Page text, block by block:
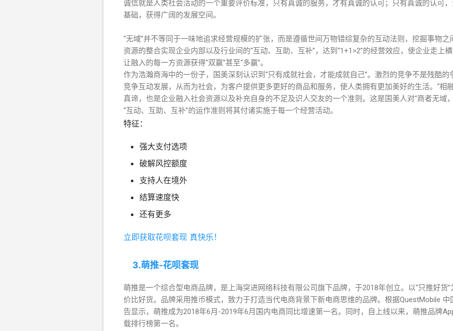
诚信就是人类社会活动的一个重要评价标准，只有真诚的服务，才有真诚的认可；只有真诚的认可
基础，获得广阔的发展空间。
“无域”并不等同于一味地追求经营规模的扩张，而是遵循世间万物错综复杂的互动法则，挖掘事物
资源的整合实现企业内部以及行业间的“互动、互助、互补”，达到“1+1>2”的经营效应，使企业走上
让融入的每一方资源获得“双赢”甚至“多赢”。
作为浩瀚商海中的一份子，国美深刻认识到“只有成就社会，才能成就自己”。激烈的竞争不是残酷
竞争互动发展，从而为社会，为客户提供更多更好的商品和服务，使人类拥有更加美好的生活。“相
真谛，也是企业融入社会资源以及补充自身的不足及识人交友的一个准则。这是国美人对“商者无域
“互动、互助、互补”的运作准则将其付诸实施于每一个经营活动。
特征：
强大支付选项
破解风控额度
支持人在境外
结算速度快
还有更多
立即获取花呗套现 真快乐！
3.萌推-花呗套现
萌推是一个综合型电商品牌，是上海突进网络科技有限公司旗下品牌，于2018年创立。以“只推好货
价比好货。品牌采用推币模式，致力于打造当代电商背景下新电商思维的品牌。根据QuestMobile 中
告显示，萌推成为2018年6月-2019年6月国内电商同比增速第一名。同时，自上线以来，萌推品牌
载排行榜第一名。